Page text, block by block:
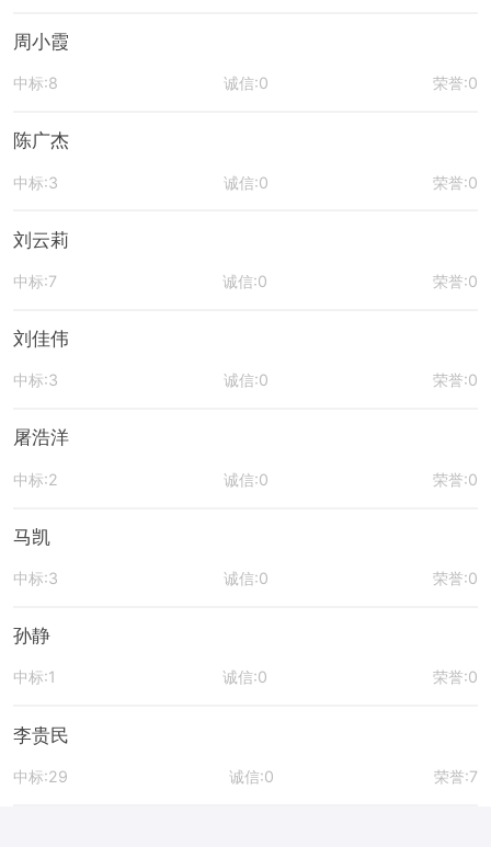
周小霞
中标:8 诚信:0 荣誉:0
陈广杰
中标:3 诚信:0 荣誉:0
刘云莉
中标:7 诚信:0 荣誉:0
刘佳伟
中标:3 诚信:0 荣誉:0
屠浩洋
中标:2 诚信:0 荣誉:0
马凯
中标:3 诚信:0 荣誉:0
孙静
中标:1 诚信:0 荣誉:0
李贵民
中标:29 诚信:0 荣誉:7